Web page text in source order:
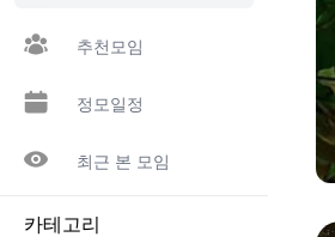
추천모임
정모일정
최근 본 모임
카테고리